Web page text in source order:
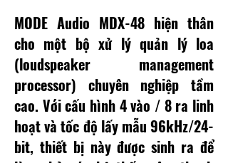
MODE Audio MDX-48 hiện thân
cho một bộ xử lý quản lý loa
(loudspeaker management
processor) chuyên nghiệp tầm
cao. Với cấu hình 4 vào / 8 ra linh
hoạt và tốc độ lấy mẫu 96kHz/24-
bit, thiết bị này được sinh ra để